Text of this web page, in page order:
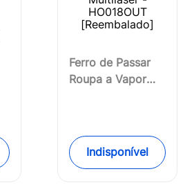
Ferro de Passar
Roupa a Vapor
Extra e Copo
Dosador
Indisponível